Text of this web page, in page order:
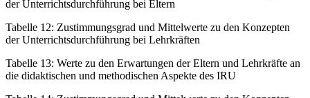
der Unterrichtsdurchführung bei Eltern
Tabelle 12: Zustimmungsgrad und Mittelwerte zu den Konzepten
der Unterrichtsdurchführung bei Lehrkräften
Tabelle 13: Werte zu den Erwartungen der Eltern und Lehrkräfte an
die didaktischen und methodischen Aspekte des IRU